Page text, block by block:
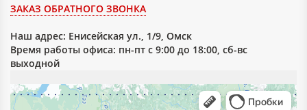
уплотнительных элементов;
мебельное производство (укрепляющие и
конструкционные детали).
ЗАКАЗ ОБРАТНОГО ЗВОНКА
Наш адрес: Енисейская ул., 1/9, Омск
Время работы офиса: пн-пт с 9:00 до 18:00, сб-вс
выходной